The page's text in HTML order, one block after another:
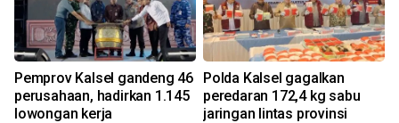
Pemprov Kalsel gandeng 46
perusahaan, hadirkan 1.145
lowongan kerja
Polda Kalsel gagalkan
peredaran 172,4 kg sabu
jaringan lintas provinsi